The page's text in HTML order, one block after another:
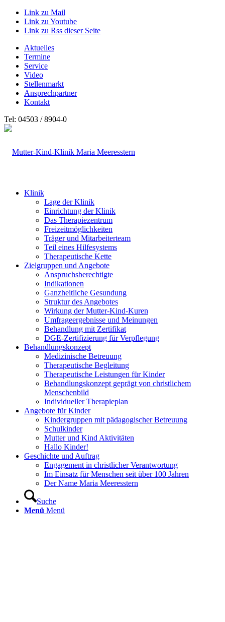
Link zu Mail
Link zu Youtube
Link zu Rss dieser Seite
Aktuelles
Termine
Service
Video
Stellenmarkt
Ansprechpartner
Kontakt
Tel: 04503 / 8904-0
Klinik
Lage der Klinik
Einrichtung der Klinik
Das Therapiezentrum
Freizeitmöglichkeiten
Träger und Mitarbeiterteam
Teil eines Hilfesystems
Therapeutische Kette
Zielgruppen und Angebote
Anspruchsberechtigte
Indikationen
Ganzheitliche Gesundung
Struktur des Angebotes
Wirkung der Mutter-Kind-Kuren
Umfrageergebnisse und Meinungen
Behandlung mit Zertifikat
DGE-Zertifizierung für Verpflegung
Behandlungskonzept
Medizinische Betreuung
Therapeutische Begleitung
Therapeutische Leistungen für Kinder
Behandlungskonzept geprägt von christlichem
Menschenbild
Individueller Therapieplan
Angebote für Kinder
Kindergruppen mit pädagogischer Betreuung
Schulkinder
Mutter und Kind Aktivitäten
Hallo Kinder!
Geschichte und Auftrag
Engagement in christlicher Verantwortung
Im Einsatz für Menschen seit über 100 Jahren
Der Name Maria Meeresstern
Suche
Menü Menü